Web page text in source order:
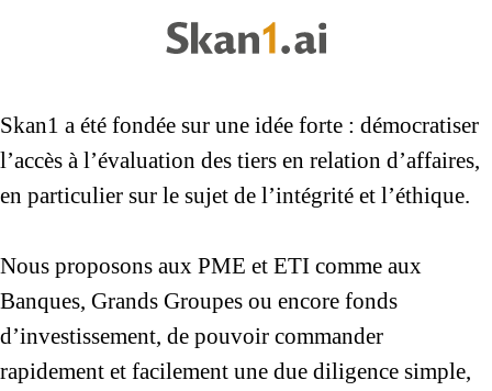
Skan1 a été fondée sur une idée forte : démocratiser
l’accès à l’évaluation des tiers en relation d’affaires,
en particulier sur le sujet de l’intégrité et l’éthique.
Nous proposons aux PME et ETI comme aux
Banques, Grands Groupes ou encore fonds
d’investissement, de pouvoir commander
rapidement et facilement une due diligence simple,